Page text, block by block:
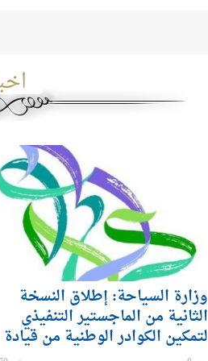
وزارة السياحة: إطلاق النسخة
الثانية من الماجستير التنفيذي
لتمكين الكوادر الوطنية من قيادة